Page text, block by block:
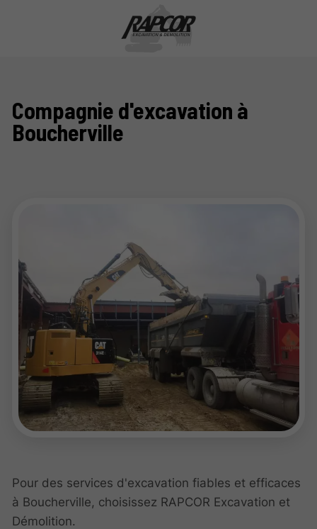
Compagnie d'excavation à
Boucherville
Pour des services d'excavation fiables et efficaces
à Boucherville, choisissez RAPCOR Excavation et
Démolition.